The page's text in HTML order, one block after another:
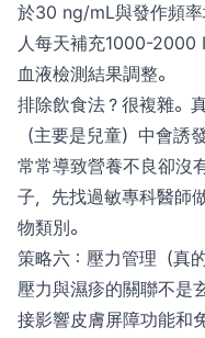
於30 ng/mL與發作頻
人每天補充1000-2000
血液檢測結果調整。
排除飲食法？很複雜。
（主要是兒童）中會誘
常常導致營養不良卻沒
子，先找過敏專科醫師
物類別。
策略六：壓力管理（真
壓力與濕疹的關聯不是
接影響皮膚屏障功能和